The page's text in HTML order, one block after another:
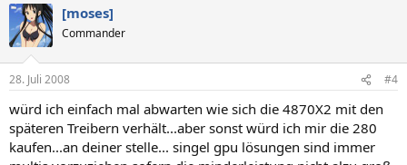
[moses]
Commander
28. Juli 2008 #4
würd ich einfach mal abwarten wie sich die 4870X2 mit den
späteren Treibern verhält...aber sonst würd ich mir die 280
kaufen...an deiner stelle... singel gpu lösungen sind immer